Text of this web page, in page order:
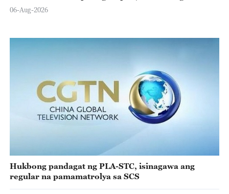
06-Aug-2026
Hukbong pandagat ng PLA-STC, isinagawa ang
regular na pamamatrolya sa SCS